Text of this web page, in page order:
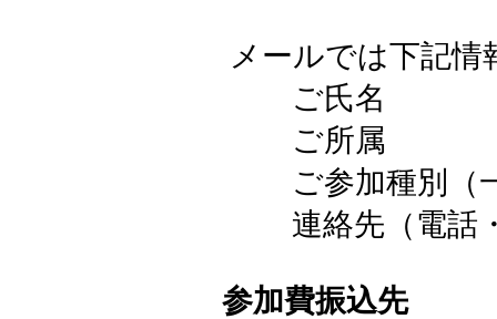
メールでは下記
ご氏名
ご所属
ご参加種別（
連絡先（電話
参加費振込先